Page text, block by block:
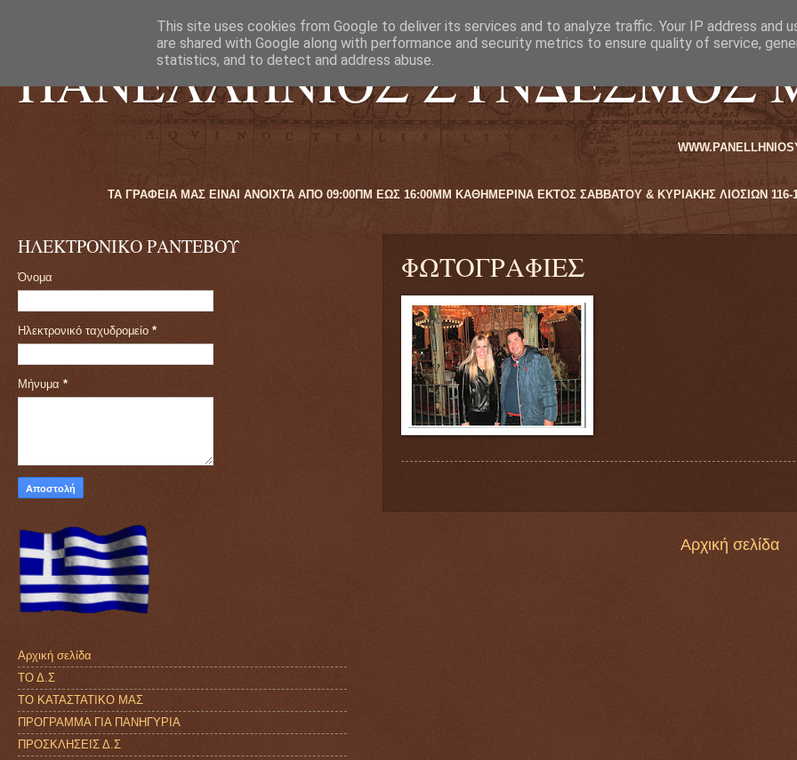
ΠΑΝΕΛΛΗΝΙΟΣ ΣΥΝΔΕΣΜΟΣ
ΤΑ ΓΡΑΦΕΙΑ ΜΑΣ ΕΙΝΑΙ ΑΝΟΙΧΤΑ ΑΠΟ 09:00ΠΜ ΕΩΣ 16:00ΜΜ ΚΑΘΗΜΕΡΙΝΑ ΕΚΤΟΣ ΣΑΒΒΑΤΟΥ &
ΦΩΤΟΓΡΑΦΙΕΣ
Αρχική σελίδα
ΗΛΕΚΤΡΟΝΙΚΟ ΡΑΝΤΕΒΟΥ
Όνομα
Ηλεκτρονικό ταχυδρομείο *
Μήνυμα *
Αρχική σελίδα
ΤΟ Δ.Σ
ΤΟ ΚΑΤΑΣΤΑΤΙΚΟ ΜΑΣ
ΠΡΟΓΡΑΜΜΑ ΓΙΑ ΠΑΝΗΓΥΡΙΑ
ΠΡΟΣΚΛΗΣΕΙΣ Δ.Σ
This site uses cookies from Google to deliver its services and to analyze traffic. Your IP address and
are shared with Google along with performance and security metrics to ensure quality of service,
statistics, and to detect and address abuse.